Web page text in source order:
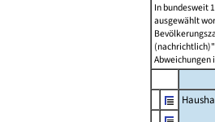
In bundesweit
ausgewählt
Abweichungen